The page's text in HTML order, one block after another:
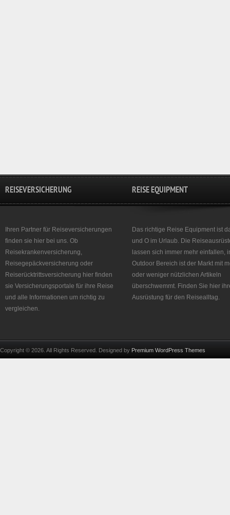
REISEVERSICHERUNG
Ihren Partner für Reiseversicherungen
finden sie hier bei uns. Ob
Reisekrankenversicherung,
Reisegepäckversicherung oder
Reiserücktrittsversicherung hier finden
sie Versicherungsportale für ihre Reise
und alle Informationen um richtig zu
vergleichen.
REISE EQUIPMENT
Das richtige Reise Equipment ist
und O im Urlaub. Die
lassen sich immer mehr einfallen,
Outdoor Bereich ist der Markt mit
oder weniger nützlichen Artikeln
überschwemmt. Finden Sie hier
Ausrüstung für den Reisealltag.
Copyright © 2026. All Rights Reserved. Designed by Premium WordPress Themes